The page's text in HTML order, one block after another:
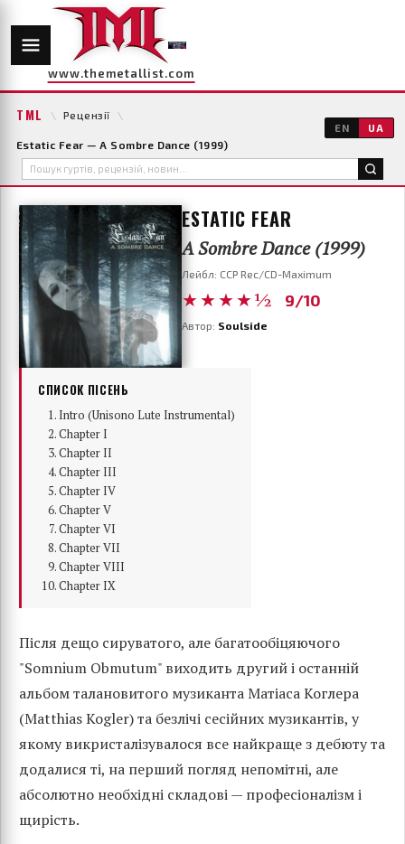
www.themetallist.com
TML \ Рецензії \
Estatic Fear — A Sombre Dance (1999)
EN UA
ESTATIC FEAR
A Sombre Dance (1999)
Лейбл: CCP Rec/CD-Maximum
★★★★½ 9/10
Автор: Soulside
СПИСОК ПІСЕНЬ
Intro (Unisono Lute Instrumental)
Chapter I
Chapter II
Chapter III
Chapter IV
Chapter V
Chapter VI
Chapter VII
Chapter VIII
Chapter IX
Після дещо сируватого, але багатообіцяючого
"Somnium Obmutum" виходить другий і останній
альбом талановитого музиканта Матіаса Коглера
(Matthias Kogler) та безлічі сесійних музикантів, у
якому викристалізувалося все найкраще з дебюту та
додалися ті, на перший погляд непомітні, але
абсолютно необхідні складові — професіоналізм і
щирість.